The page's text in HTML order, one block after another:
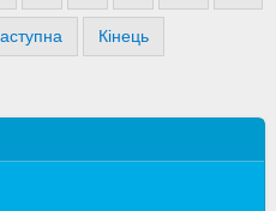
Кінець